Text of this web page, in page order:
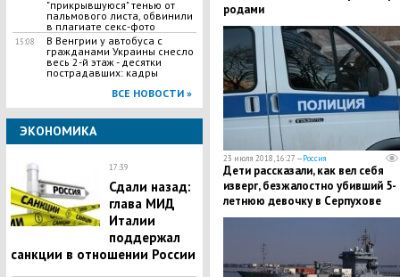
"прикрывшуюся" тенью от
пальмового листа, обвинили
в плагиате секс-фото
15:08
В Венгрии у автобуса с
гражданами Украины снесло
весь 2-й этаж - десятки
пострадавших: кадры
ВСЕ НОВОСТИ »
ЭКОНОМИКА
17:39
Сдали назад:
глава МИД
Италии
поддержал
санкции в отношении России
родами
23 июля 2018, 16:27 —Россия
Дети рассказали, как вел себя
изверг, безжалостно убивший 5-
летнюю девочку в Серпухове